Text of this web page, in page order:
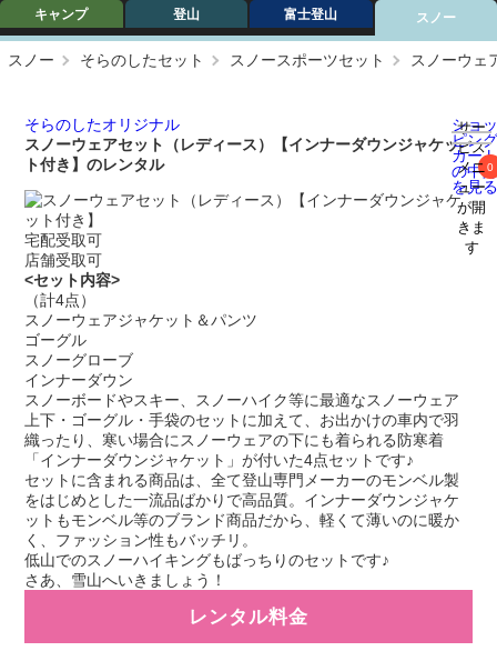
キャンプ 登山 富士登山 スノー
スノー そらのしたセット スノースポーツセット スノーウェ
ショ
ピン
カー
の中
を見
0
サー
ビス
メニ
ュー
が開
きま
す
そらのしたオリジナル
スノーウェアセット（レディース）【インナーダウンジャケッ
ト付き】のレンタル
宅配受取可
店舗受取可
<セット内容>
（計4点）
スノーウェアジャケット＆パンツ
ゴーグル
スノーグローブ
インナーダウン
スノーボードやスキー、スノーハイク等に最適なスノーウェア
上下・ゴーグル・手袋のセットに加えて、お出かけの車内で羽
織ったり、寒い場合にスノーウェアの下にも着られる防寒着
「インナーダウンジャケット」が付いた4点セットです♪
セットに含まれる商品は、全て登山専門メーカーのモンベル製
をはじめとした一流品ばかりで高品質。インナーダウンジャケ
ットもモンベル等のブランド商品だから、軽くて薄いのに暖か
く、ファッション性もバッチリ。
低山でのスノーハイキングもばっちりのセットです♪
さあ、雪山へいきましょう！
レンタル料金